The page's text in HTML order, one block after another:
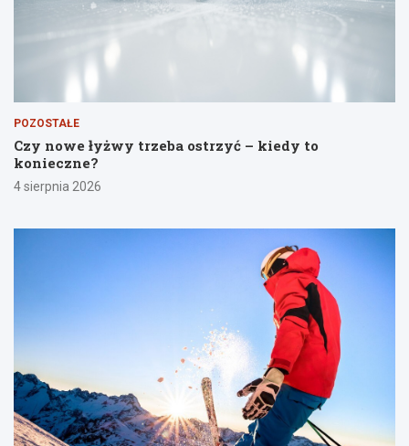
POZOSTAŁE
Czy nowe łyżwy trzeba ostrzyć – kiedy to
konieczne?
4 sierpnia 2026